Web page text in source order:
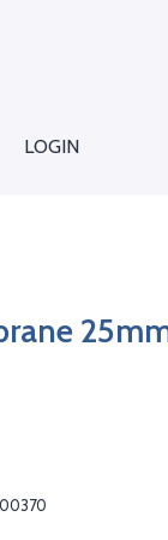
LOGIN